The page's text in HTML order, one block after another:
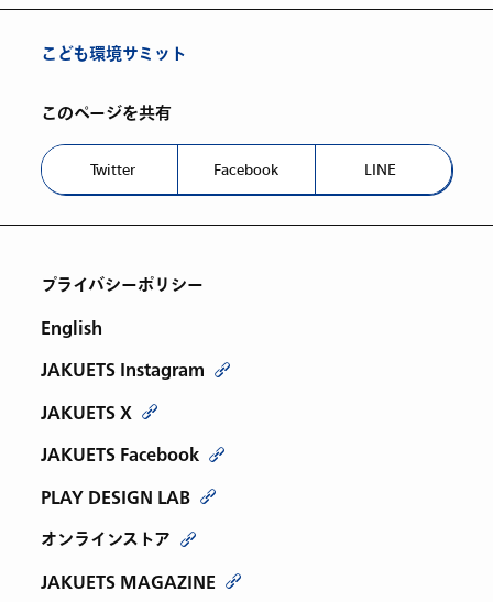
こども環境サミット
このページを共有
Twitter Facebook LINE
プライバシーポリシー
English
JAKUETS Instagram
JAKUETS X
JAKUETS Facebook
PLAY DESIGN LAB
オンラインストア
JAKUETS MAGAZINE